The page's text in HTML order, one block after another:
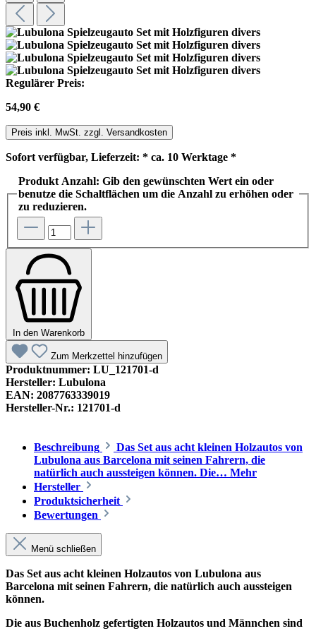
Regulärer Preis:
54,90 €
Preis inkl. MwSt. zzgl. Versandkosten
Sofort verfügbar, Lieferzeit: * ca. 10 Werktage *
Produkt Anzahl: Gib den gewünschten Wert ein oder
benutze die Schaltflächen um die Anzahl zu erhöhen oder
zu reduzieren.
In den Warenkorb
Zum Merkzettel hinzufügen
Produktnummer: LU_121701-d
Hersteller: Lubulona
EAN: 2087763339019
Hersteller-Nr.: 121701-d
Beschreibung
Das Set aus acht kleinen Holzautos von
Lubulona aus Barcelona mit seinen Fahrern, die
natürlich auch aussteigen können. Die… Mehr
Hersteller
Produktsicherheit
Bewertungen
Menü schließen
Das Set aus acht kleinen Holzautos von Lubulona aus
Barcelona mit seinen Fahrern, die natürlich auch aussteigen
können.
Die aus Buchenholz gefertigten Holzautos und Männchen sind